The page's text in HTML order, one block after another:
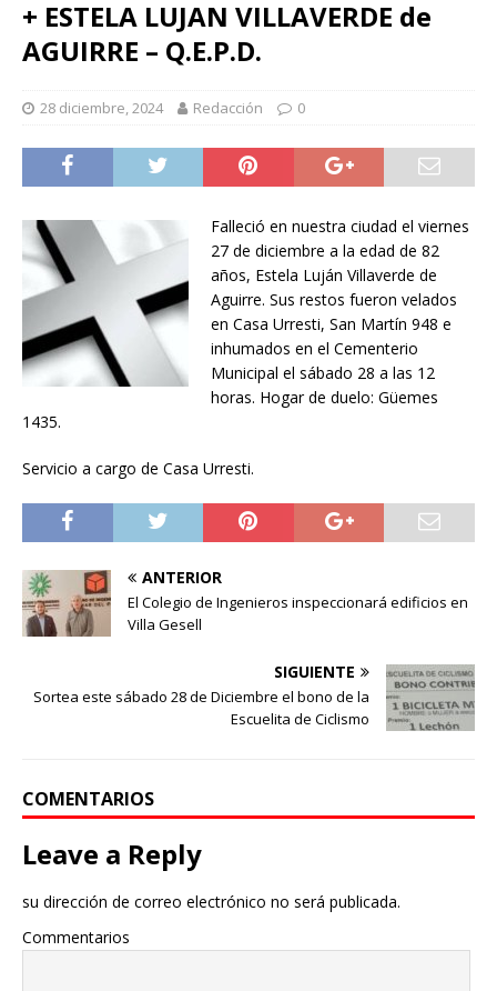
+ ESTELA LUJAN VILLAVERDE de
AGUIRRE – Q.E.P.D.
28 diciembre, 2024 Redacción 0
Falleció en nuestra ciudad el viernes
27 de diciembre a la edad de 82
años, Estela Luján Villaverde de
Aguirre. Sus restos fueron velados
en Casa Urresti, San Martín 948 e
inhumados en el Cementerio
Municipal el sábado 28 a las 12
horas. Hogar de duelo: Güemes
1435.
Servicio a cargo de Casa Urresti.
ANTERIOR
El Colegio de Ingenieros inspeccionará edificios en
Villa Gesell
SIGUIENTE
Sortea este sábado 28 de Diciembre el bono de la
Escuelita de Ciclismo
COMENTARIOS
Leave a Reply
su dirección de correo electrónico no será publicada.
Commentarios